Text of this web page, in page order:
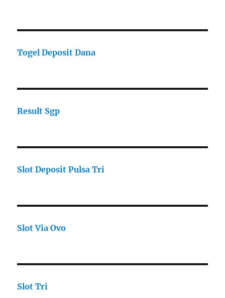
Togel Deposit Dana
Result Sgp
Slot Deposit Pulsa Tri
Slot Via Ovo
Slot Tri